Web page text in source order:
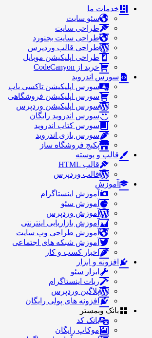
خدمات ما
سئو سایت
طراحی سایت
طراحی سایت بجنورد
طراحی قالب وردپرس
طراحی اپلیکیشن موبایل
خرید از CodeCanyon
سورس اندروید
سورس اپلیکیشن تاکسی یاب
سورس اپلیکیشن فروشگاهی
سورس اپلیکیشن وردپرس
سورس اندروید رایگان
سورس کتاب اندروید
سورس بازی اندروید
پکیج فروشگاه ساز
قالب و پوسته
قالب HTML
قالب وردپرس
آموزش
آموزش اینستاگرام
آموزش سئو
آموزش وردپرس
آموزش بازاریابی اینترنتی
آموزش طراحی وب سایت
آموزش شبکه های اجتماعی
اخبار کسب و کار
افزونه و ابزار
ابزار سئو
ربات اینستاگرام
پلاگین وردپرس
افزونه های پولی رایگان
بانک وبمستر
بانک کد
موکاپ رایگان